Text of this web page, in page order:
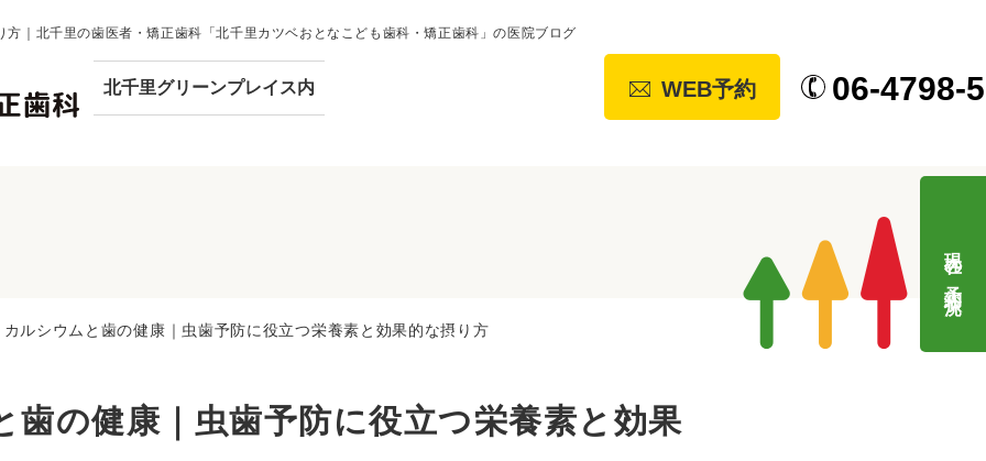
｜北千里の歯医者・矯正歯科「北千里カツベおとなこども歯科・矯正歯科」の医院ブログ
北千里グリーンプレイス内 WEB予約 06-4798-
カルシウムと歯の健康｜虫歯予防に役立つ栄養素と効果的な摂り方
歯の健康｜虫歯予防に役立つ栄養素と効果
現在の予約状況